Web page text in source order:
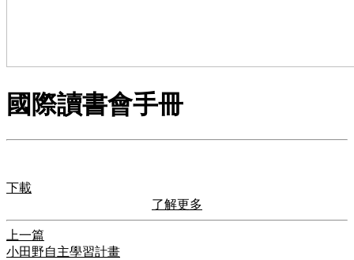
國際讀書會手冊
下載
了解更多
上一篇
小田野自主學習計畫